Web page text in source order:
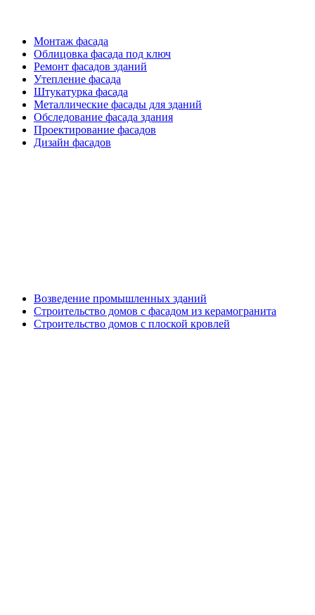
Монтаж фасада
Облицовка фасада под ключ
Ремонт фасадов зданий
Утепление фасада
Штукатурка фасада
Металлические фасады для зданий
Обследование фасада здания
Проектирование фасадов
Дизайн фасадов
Возведение промышленных зданий
Строительство домов с фасадом из керамогранита
Строительство домов с плоской кровлей